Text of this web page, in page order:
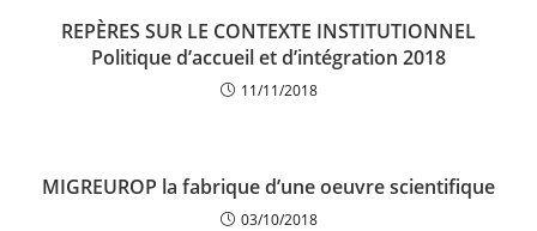
REPÈRES SUR LE CONTEXTE INSTITUTIONNEL
Politique d’accueil et d’intégration 2018
11/11/2018
MIGREUROP la fabrique d’une oeuvre scientifique
03/10/2018